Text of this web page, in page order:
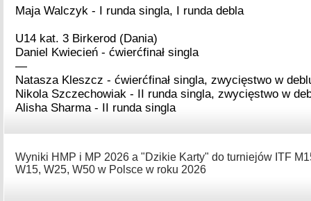
Maja Walczyk - I runda singla, I runda debla
U14 kat. 3 Birkerod (Dania)
Daniel Kwiecień - ćwierćfinał singla
—
Natasza Kleszcz - ćwierćfinał singla, zwycięstwo w
Nikola Szczechowiak - II runda singla, zwycięstwo w
Alisha Sharma - II runda singla
Wyniki HMP i MP 2026 a "Dzikie Karty" do turniejów ITF
W15, W25, W50 w Polsce w roku 2026